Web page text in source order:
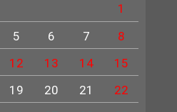
1
5 6 7
8
12 13 14
15
19 20 21
22